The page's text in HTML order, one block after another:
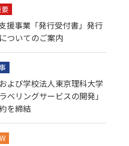
援事業「発行受付書」発行
ついてのご案内
よび学校法人東京理科大学
ベリングサービスの開発」
を締結